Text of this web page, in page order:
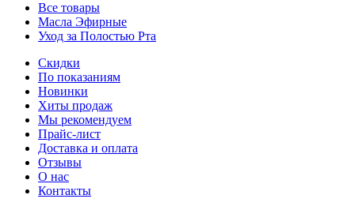
Все товары
Масла Эфирные
Уход за Полостью Рта
Скидки
По показаниям
Новинки
Хиты продаж
Мы рекомендуем
Прайс-лист
Доставка и оплата
Отзывы
О нас
Контакты